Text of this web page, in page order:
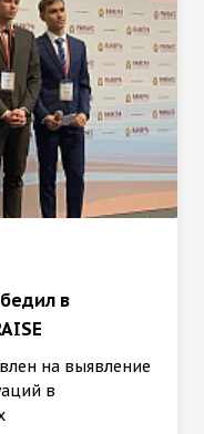
в
на выявление
в